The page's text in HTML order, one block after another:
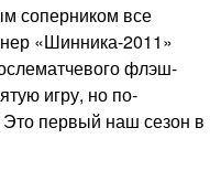
соперником все
«Шинника-2011»
флэш-
игру, но по-
Это первый наш сезон в